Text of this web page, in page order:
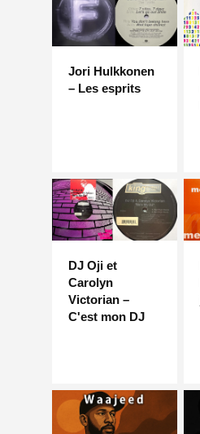
Jori Hulkkonen
– Les esprits
DJ Oji et
Carolyn
Victorian –
C'est mon DJ